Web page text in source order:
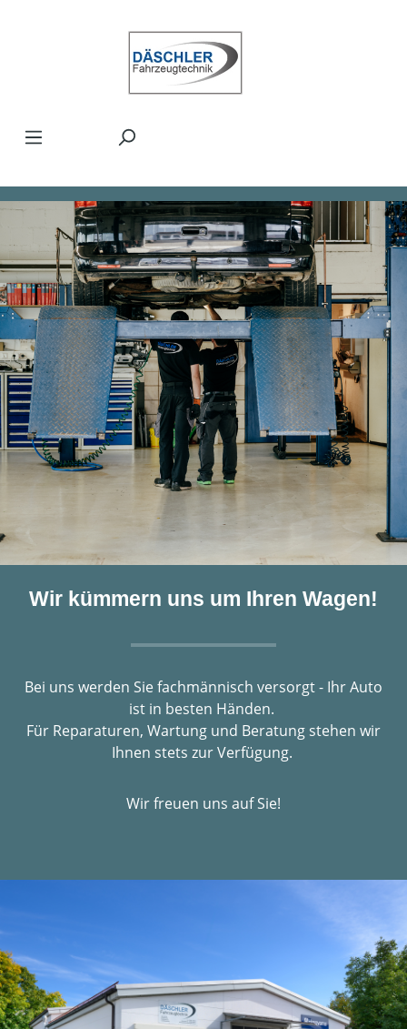
Wir kümmern uns um Ihren Wagen!
Bei uns werden Sie fachmännisch versorgt - Ihr Auto
ist in besten Händen.
Für Reparaturen, Wartung und Beratung stehen wir
Ihnen stets zur Verfügung.
Wir freuen uns auf Sie!